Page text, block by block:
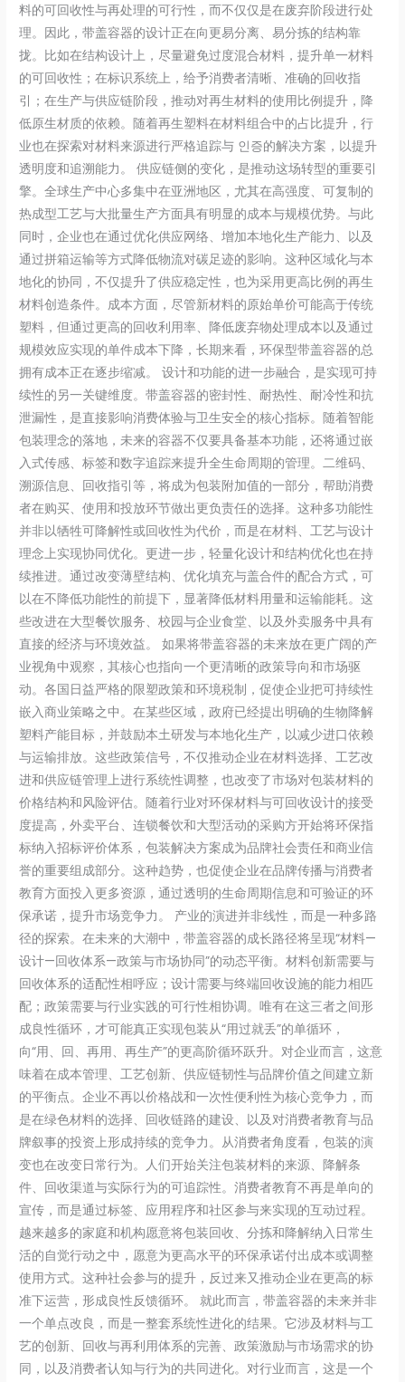
料的可回收性与再处理的可行性，而不仅仅是在废弃阶段进行处
理。因此，带盖容器的设计正在向更易分离、易分拣的结构靠
拢。比如在结构设计上，尽量避免过度混合材料，提升单一材料
的可回收性；在标识系统上，给予消费者清晰、准确的回收指
引；在生产与供应链阶段，推动对再生材料的使用比例提升，降
低原生材质的依赖。随着再生塑料在材料组合中的占比提升，行
业也在探索对材料来源进行严格追踪与 인증的解决方案，以提升
透明度和追溯能力。 供应链侧的变化，是推动这场转型的重要引
擎。全球生产中心多集中在亚洲地区，尤其在高强度、可复制的
热成型工艺与大批量生产方面具有明显的成本与规模优势。与此
同时，企业也在通过优化供应网络、增加本地化生产能力、以及
通过拼箱运输等方式降低物流对碳足迹的影响。这种区域化与本
地化的协同，不仅提升了供应稳定性，也为采用更高比例的再生
材料创造条件。成本方面，尽管新材料的原始单价可能高于传统
塑料，但通过更高的回收利用率、降低废弃物处理成本以及通过
规模效应实现的单件成本下降，长期来看，环保型带盖容器的总
拥有成本正在逐步缩减。 设计和功能的进一步融合，是实现可持
续性的另一关键维度。带盖容器的密封性、耐热性、耐冷性和抗
泄漏性，是直接影响消费体验与卫生安全的核心指标。随着智能
包装理念的落地，未来的容器不仅要具备基本功能，还将通过嵌
入式传感、标签和数字追踪来提升全生命周期的管理。二维码、
溯源信息、回收指引等，将成为包装附加值的一部分，帮助消费
者在购买、使用和投放环节做出更负责任的选择。这种多功能性
并非以牺牲可降解性或回收性为代价，而是在材料、工艺与设计
理念上实现协同优化。更进一步，轻量化设计和结构优化也在持
续推进。通过改变薄壁结构、优化填充与盖合件的配合方式，可
以在不降低功能性的前提下，显著降低材料用量和运输能耗。这
些改进在大型餐饮服务、校园与企业食堂、以及外卖服务中具有
直接的经济与环境效益。 如果将带盖容器的未来放在更广阔的产
业视角中观察，其核心也指向一个更清晰的政策导向和市场驱
动。各国日益严格的限塑政策和环境税制，促使企业把可持续性
嵌入商业策略之中。在某些区域，政府已经提出明确的生物降解
塑料产能目标，并鼓励本土研发与本地化生产，以减少进口依赖
与运输排放。这些政策信号，不仅推动企业在材料选择、工艺改
进和供应链管理上进行系统性调整，也改变了市场对包装材料的
价格结构和风险评估。随着行业对环保材料与可回收设计的接受
度提高，外卖平台、连锁餐饮和大型活动的采购方开始将环保指
标纳入招标评价体系，包装解决方案成为品牌社会责任和商业信
誉的重要组成部分。这种趋势，也促使企业在品牌传播与消费者
教育方面投入更多资源，通过透明的生命周期信息和可验证的环
保承诺，提升市场竞争力。 产业的演进并非线性，而是一种多路
径的探索。在未来的大潮中，带盖容器的成长路径将呈现“材料—
设计—回收体系—政策与市场协同”的动态平衡。材料创新需要与
回收体系的适配性相呼应；设计需要与终端回收设施的能力相匹
配；政策需要与行业实践的可行性相协调。唯有在这三者之间形
成良性循环，才可能真正实现包装从“用过就丢”的单循环，
向“用、回、再用、再生产”的更高阶循环跃升。对企业而言，这意
味着在成本管理、工艺创新、供应链韧性与品牌价值之间建立新
的平衡点。企业不再以价格战和一次性便利性为核心竞争力，而
是在绿色材料的选择、回收链路的建设、以及对消费者教育与品
牌叙事的投资上形成持续的竞争力。从消费者角度看，包装的演
变也在改变日常行为。人们开始关注包装材料的来源、降解条
件、回收渠道与实际行为的可追踪性。消费者教育不再是单向的
宣传，而是通过标签、应用程序和社区参与来实现的互动过程。
越来越多的家庭和机构愿意将包装回收、分拣和降解纳入日常生
活的自觉行动之中，愿意为更高水平的环保承诺付出成本或调整
使用方式。这种社会参与的提升，反过来又推动企业在更高的标
准下运营，形成良性反馈循环。 就此而言，带盖容器的未来并非
一个单点改良，而是一整套系统性进化的结果。它涉及材料与工
艺的创新、回收与再利用体系的完善、政策激励与市场需求的协
同，以及消费者认知与行为的共同进化。对行业而言，这是一个